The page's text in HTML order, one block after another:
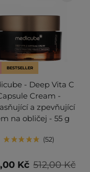
BESTSELLER
- Deep Vita C
Cream -
a zpevňující
na obličej - 55 g
52
512,00 Kč
Kč